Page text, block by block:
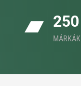
250
MÁRKÁK